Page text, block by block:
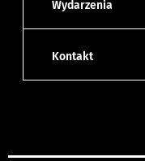
Wydarzenia
Kontakt